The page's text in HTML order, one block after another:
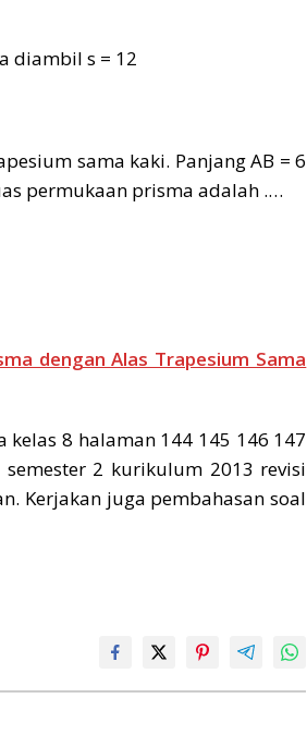
diambil s = 12
sama kaki. Panjang AB = 6
permukaan prisma adalah .…
dengan Alas Trapesium Sama
8 halaman 144 145 146 147
2 kurikulum 2013 revisi
Kerjakan juga pembahasan soal